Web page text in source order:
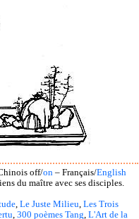
off/on – Français/English
du maître avec ses disciples.
Le Juste Milieu Les Trois
300 poèmes Tang L'Art de la